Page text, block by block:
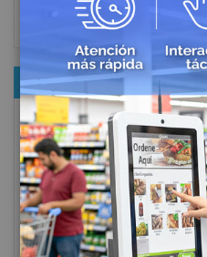
Hoteleria
NOTICIAS RECIENTES
¿Qué lector de códigos
negocio? Guía completa
¿Lector de códigos
para elegir la mejor
Computador móvil vs
realmente tu empresa?